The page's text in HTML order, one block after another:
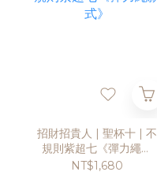
招財招貴人 | 聖杯十 | 不
規則紫超七《彈力繩款
式》
NT$1,680